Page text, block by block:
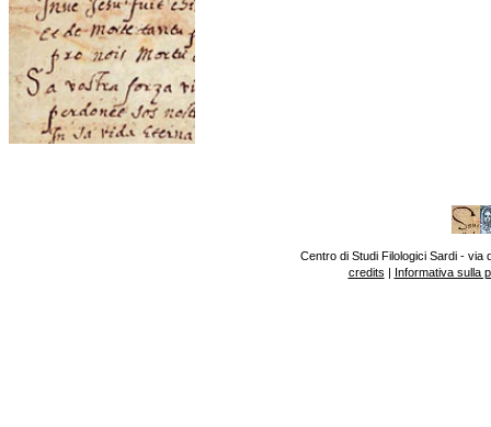
Centro di Studi Filologici Sardi - via
credits | Informativa sulla